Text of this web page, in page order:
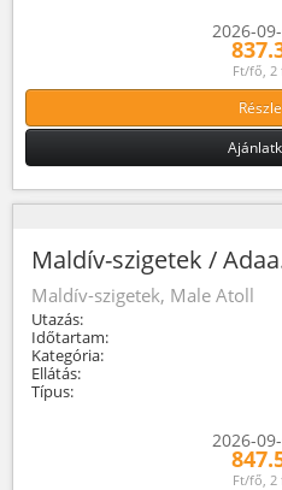
2026-
Ft/fő, 2
Maldív-szigetek /
Maldív-szigetek, Male Atoll
Utazás:
Időtartam:
Kategória:
Ellátás:
Típus:
2026-
Ft/fő, 2